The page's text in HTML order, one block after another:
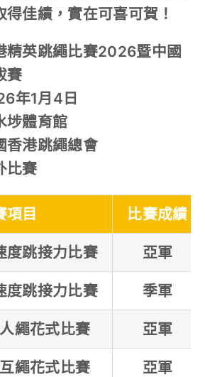
佳績，實在可喜可賀！
精英跳繩比賽2026暨中國
賽
年1月4日
埗體育館
香港跳繩總會
比賽
項目 比賽成績
度跳接力比賽 亞軍
度跳接力比賽 季軍
繩花式比賽 亞軍
繩花式比賽 亞軍